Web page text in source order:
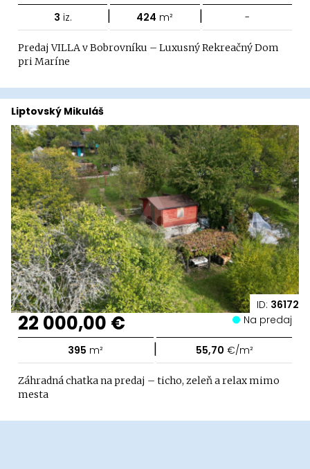
3 iz. | 424 m² | -
Predaj VILLA v Bobrovníku – Luxusný Rekreačný Dom
pri Maríne
ID: 36172
Liptovský Mikuláš
22 000,00 € Na predaj
395 m² | 55,70 €/m²
Záhradná chatka na predaj – ticho, zeleň a relax mimo
mesta